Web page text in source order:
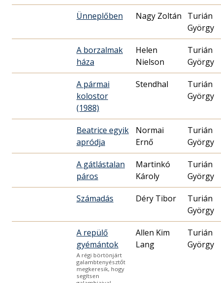
Ünneplőben Nagy Zoltán
Turián
György
A borzalmak
háza
Helen
Nielson
Turián
György
A pármai
kolostor
(1988)
Stendhal
Turián
György
Beatrice egyik
apródja
Normai
Ernő
Turián
György
A gátlástalan
páros
Martinkó
Károly
Turián
György
Számadás Déry Tibor
Turián
György
A repülő
gyémántok
A régi börtönjárt
galambtenyésztőt
megkeresik, hogy
segítsen
Allen Kim
Lang
Turián
György